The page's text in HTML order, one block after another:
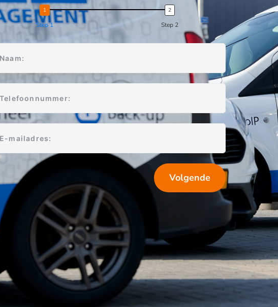
Step 1 Step 2
Volgende